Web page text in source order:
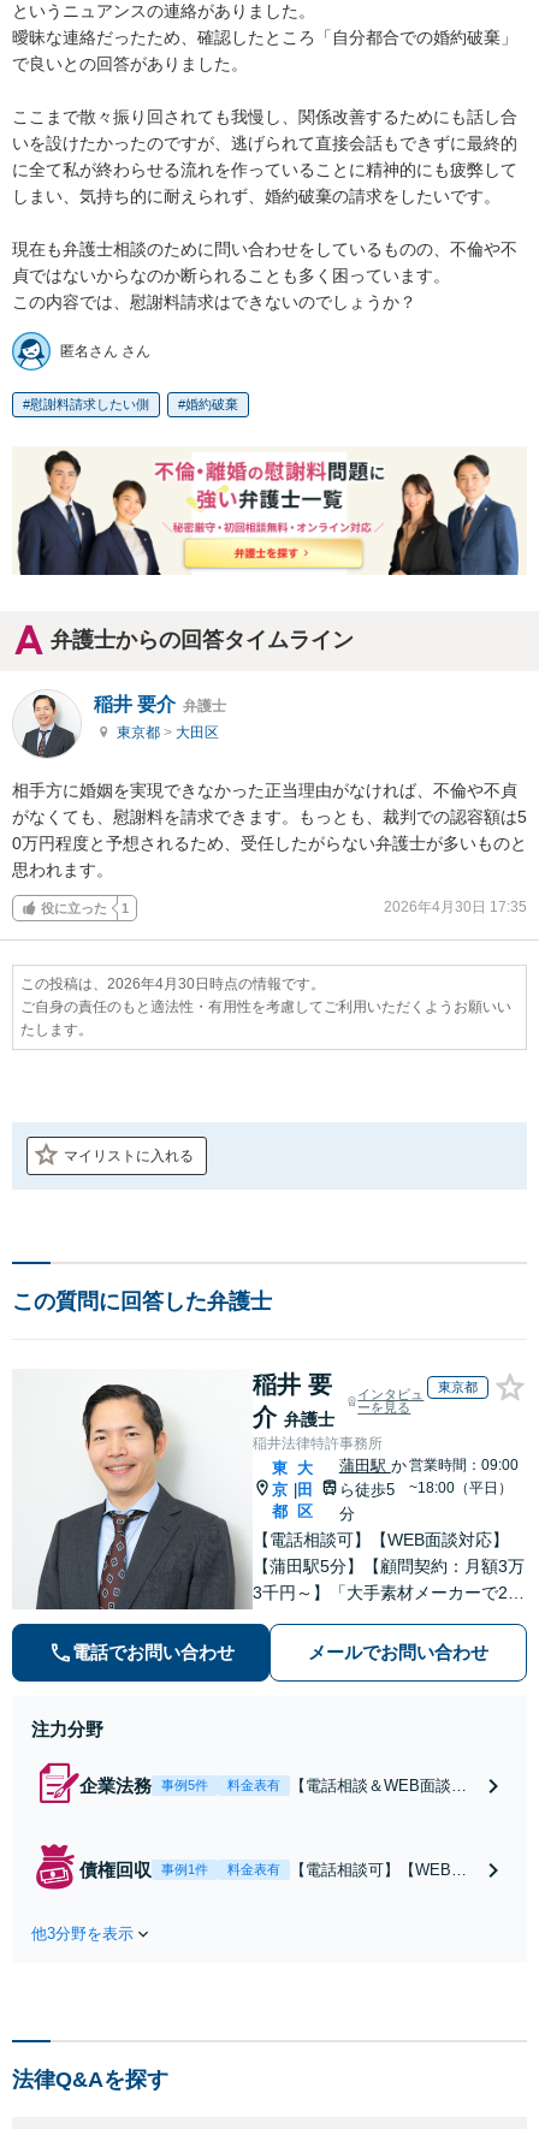
というニュアンスの連絡がありました。
曖昧な連絡だったため、確認したところ「自分都合での婚約破棄」
で良いとの回答がありました。
ここまで散々振り回されても我慢し、関係改善するためにも話し合
いを設けたかったのですが、逃げられて直接会話もできずに最終的
に全て私が終わらせる流れを作っていることに精神的にも疲弊して
しまい、気持ち的に耐えられず、婚約破棄の請求をしたいです。
現在も弁護士相談のために問い合わせをしているものの、不倫や不
貞ではないからなのか断られることも多く困っています。
この内容では、慰謝料請求はできないのでしょうか？
匿名さん さん
慰謝料請求したい側 婚約破棄
弁護士からの回答タイムライン
稲井 要介 弁護士
東京都 > 大田区
相手方に婚姻を実現できなかった正当理由がなければ、不倫や不貞
がなくても、慰謝料を請求できます。もっとも、裁判での認容額は5
0万円程度と予想されるため、受任したがらない弁護士が多いものと
思われます。
役に立った 1 2026年4月30日 17:35
この投稿は、2026年4月30日時点の情報です。
ご自身の責任のもと適法性・有用性を考慮してご利用いただくようお願いい
たします。
マイリストに入れる
この質問に回答した弁護士
稲井 要
介 弁護士
インタビュ
ーを見る
東京都
稲井法律特許事務所
東
京
都
大
田
区
蒲田駅 か
ら徒歩5
分
営業時間：09:00
~18:00（平日）
【電話相談可】【WEB面談対応】
【蒲田駅5分】【顧問契約：月額3万
3千円～】「大手素材メーカーで20
「契約書のリーガルチェック」「債
権回収：売掛金や請負代金の未払
電話でお問い合わせ メールでお問い合わせ
注力分野
企業法務 事例5件 料金表有
【電話相談＆WEB面談
素材メーカーで20年勤務、
債権回収 事例1件 料金表有
【電話相談可】【WEB面
業間の債権回収に幅広く対
他3分野を表示
法律Q&Aを探す